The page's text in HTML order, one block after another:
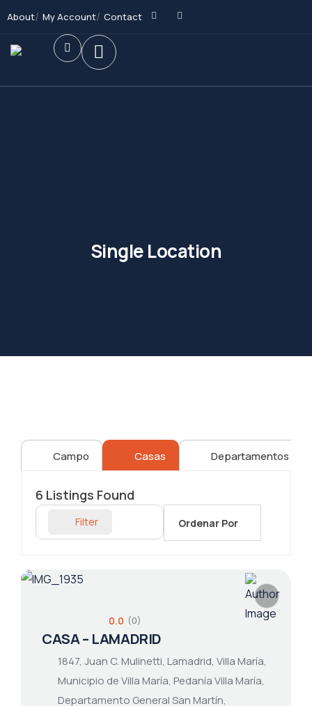
About My Account Contact
Single Location
Campo Casas Departamentos
6 Listings Found
Filter Ordenar Por
0.0 (0)
CASA – LAMADRID
1847, Juan C. Mulinetti, Lamadrid, Villa María,
Municipio de Villa María, Pedanía Villa María,
Departamento General San Martín,